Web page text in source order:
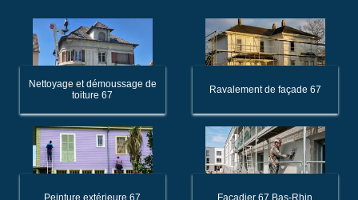
Nettoyage et démoussage de
toiture 67
Ravalement de façade 67
Peinture extérieure 67 Façadier 67 Bas-Rhin